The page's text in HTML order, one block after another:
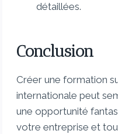
détaillées.
Conclusion
Créer une formation
internationale peut
une opportunité
votre entreprise et